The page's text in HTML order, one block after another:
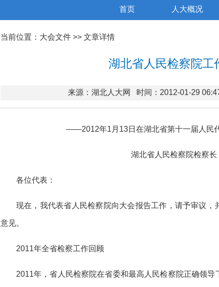
首页 人大概况
当前位置： 大会文件 >> 文章详情
湖北省人民检察院工
来源：湖北人大网 时间：2012-01-29
——2012年1月13日在湖北省第十一届人民
湖北省人民检察院检察长
各位代表：
现在，我代表省人民检察院向大会报告工作，请予审议
意见。
2011年全省检察工作回顾
2011年，省人民检察院在省委和最高人民检察院正确领